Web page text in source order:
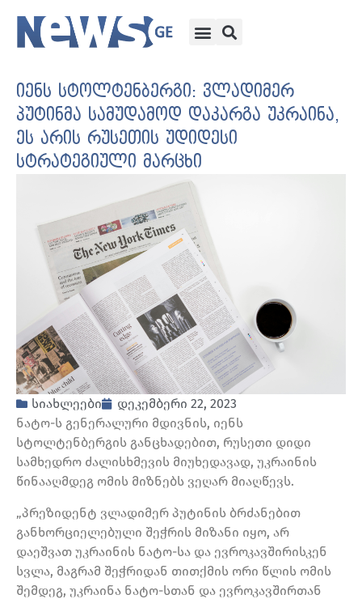
იენს სტოლტენბერგი: ვლადიმერ
პუტინმა სამუდამოდ დაკარგა უკრაინა,
ეს არის რუსეთის უდიდესი
სტრატეგიული მარცხი
სიახლეები
დეკემბერი 22, 2023
ნატო-ს გენერალური მდივნის, იენს
სტოლტენბერგის განცხადებით, რუსეთი დიდი
სამხედრო ძალისხმევის მიუხედავად, უკრაინის
წინააღმდეგ ომის მიზნებს ვეღარ მიაღწევს.
„პრეზიდენტ ვლადიმერ პუტინის ბრძანებით
განხორციელებული შეჭრის მიზანი იყო, არ
დაეშვათ უკრაინის ნატო-სა და ევროკავშირისკენ
სვლა, მაგრამ შეჭრიდან თითქმის ორი წლის ომის
შემდეგ, უკრაინა ნატო-სთან და ევროკავშირთან